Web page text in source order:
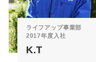
ライフアップ事業部
2017年度入社
K.T